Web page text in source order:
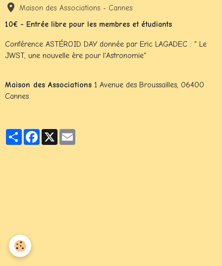
Maison des Associations - Cannes
10€ - Entrée libre pour les membres et étudiants
Conférence ASTÉROID DAY donnée par Eric LAGADEC : " Le
JWST, une nouvelle ère pour l'Astronomie"
Maison des Associations 1 Avenue des Broussailles, 06400
Cannes
PartagerFacebook
X